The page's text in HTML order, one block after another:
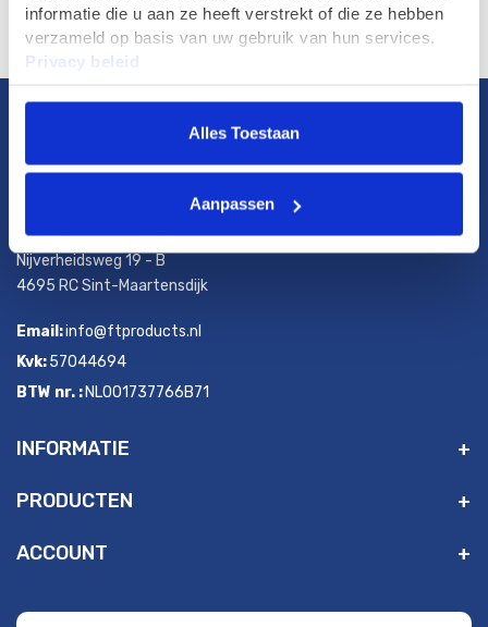
informatie die u aan ze heeft verstrekt of die ze hebben
verzameld op basis van uw gebruik van hun services.
Privacy beleid
Alles Toestaan
Aanpassen
F.T. Products
+31(0)6-24305894
Adres:
Nijverheidsweg 19 - B
4695 RC Sint-Maartensdijk
Email:info@ftproducts.nl
Kvk:57044694
BTW nr. : NL001737766B71
INFORMATIE
PRODUCTEN
ACCOUNT